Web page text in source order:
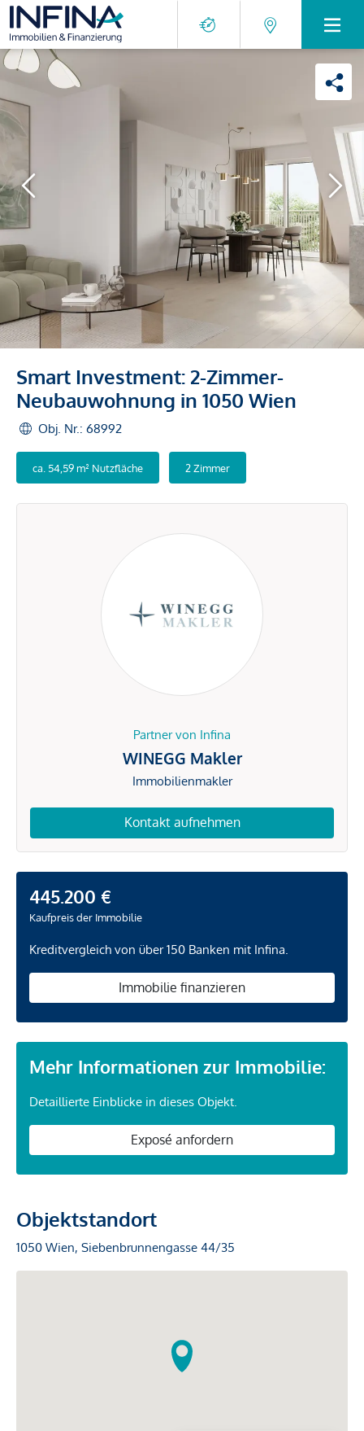
Smart Investment: 2-Zimmer-
Neubauwohnung in 1050 Wien
Obj. Nr.: 68992
ca. 54,59 m² Nutzfläche 2 Zimmer
Partner von Infina
WINEGG Makler
Immobilienmakler
Kontakt aufnehmen
445.200 €
Kaufpreis der Immobilie
Kreditvergleich von über 150 Banken mit Infina.
Immobilie finanzieren
Mehr Informationen zur Immobilie:
Detaillierte Einblicke in dieses Objekt.
Exposé anfordern
Objektstandort
1050 Wien, Siebenbrunnengasse 44/35